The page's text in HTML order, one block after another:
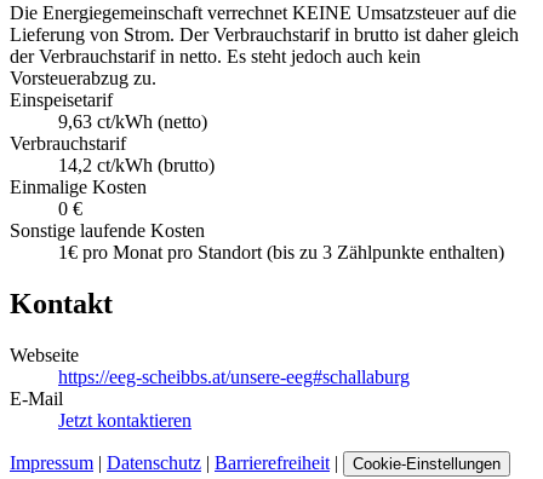
Die Energiegemeinschaft verrechnet KEINE Umsatzsteuer auf die
Lieferung von Strom. Der Verbrauchstarif in brutto ist daher gleich
der Verbrauchstarif in netto. Es steht jedoch auch kein
Vorsteuerabzug zu.
Einspeisetarif
9,63 ct/kWh (netto)
Verbrauchstarif
14,2 ct/kWh (brutto)
Einmalige Kosten
0 €
Sonstige laufende Kosten
1€ pro Monat pro Standort (bis zu 3 Zählpunkte enthalten)
Kontakt
Webseite
https://eeg-scheibbs.at/unsere-eeg#schallaburg
E-Mail
Jetzt kontaktieren
Impressum | Datenschutz | Barrierefreiheit | Cookie-Einstellungen